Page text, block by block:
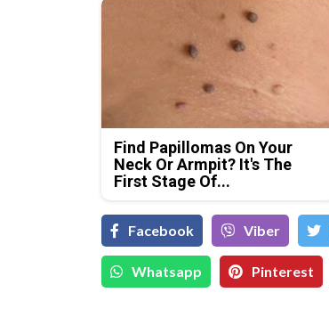
Find Papillomas On Your
Neck Or Armpit? It's The
First Stage Of...
Facebook Viber
Whatsapp Pinterest